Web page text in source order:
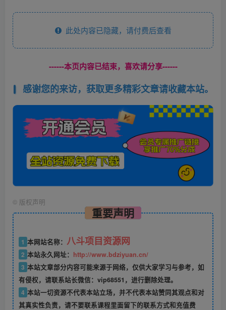
此处内容已隐藏，请付费后查看
------本页内容已结束，喜欢请分享------
感谢您的来访，获取更多精彩文章请收藏本站。
© 版权声明
重要声明
1 本网站名称： 八斗项目资源网
2 本站永久网址： http://www.bdziyuan.cn/
3 本站文章部分内容可能来源于网络，仅供大家学习与参考，如
有侵权，请联系站长微信：vip68551，进行删除处理。
4 本站一切资源不代表本站立场，并不代表本站赞同其观点和对
其真实性负责，请不要联系课程里面留下的联系方式和充值费